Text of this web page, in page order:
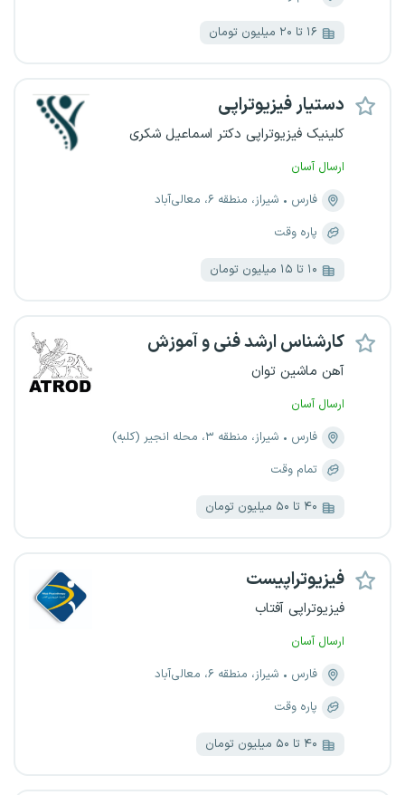
۱۶ تا ۲۰ میلیون تومان
دستیار فیزیوتراپی
کلینیک فیزیوتراپی دکتر اسماعیل شکری
ارسال آسان
فارس
شیراز، منطقه ۶، معالی‌آباد
پاره وقت
۱۰ تا ۱۵ میلیون تومان
کارشناس ارشد فنی و آموزش
آهن ماشین توان
ارسال آسان
فارس
شیراز، منطقه ۳، محله انجیر (کلبه)
تمام وقت
۴۰ تا ۵۰ میلیون تومان
فیزیوتراپیست
فیزیوتراپی آفتاب
ارسال آسان
فارس
شیراز، منطقه ۶، معالی‌آباد
پاره وقت
۴۰ تا ۵۰ میلیون تومان